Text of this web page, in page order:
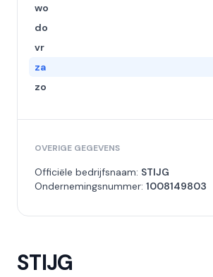
wo
do
vr
za
zo
OVERIGE GEGEVENS
Officiële bedrijfsnaam: STIJG
Ondernemingsnummer: 1008149803
STIJG